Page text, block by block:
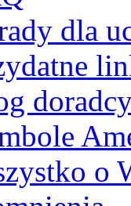
dla
o